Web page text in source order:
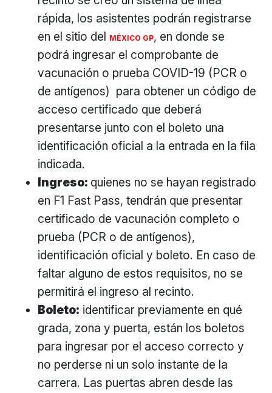
rápida, los asistentes podrán registrarse
en el sitio del MÉXICO GP, en donde se
podrá ingresar el comprobante de
vacunación o prueba COVID-19 (PCR o
de antígenos) para obtener un código de
acceso certificado que deberá
presentarse junto con el boleto una
identificación oficial a la entrada en la fila
indicada.
Ingreso: quienes no se hayan registrado
en F1 Fast Pass, tendrán que presentar
certificado de vacunación completo o
prueba (PCR o de antígenos),
identificación oficial y boleto. En caso de
faltar alguno de estos requisitos, no se
permitirá el ingreso al recinto.
Boleto: identificar previamente en qué
grada, zona y puerta, están los boletos
para ingresar por el acceso correcto y
no perderse ni un solo instante de la
carrera. Las puertas abren desde las